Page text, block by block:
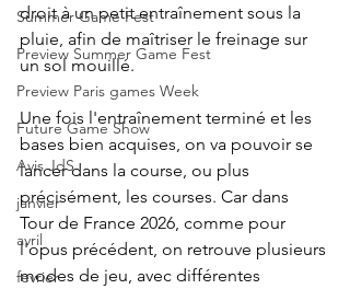
Summer Game Fest
Preview Summer Game Fest
Preview Paris games Week
Future Game Show
Avis JdS
janvier
avril
fevrier
droit à un petit entraînement sous la
pluie, afin de maîtriser le freinage sur
un sol mouillé.
Une fois l'entraînement terminé et les
bases bien acquises, on va pouvoir se
lancer dans la course, ou plus
précisément, les courses. Car dans
Tour de France 2026, comme pour
l'opus précédent, on retrouve plusieurs
modes de jeu, avec différentes